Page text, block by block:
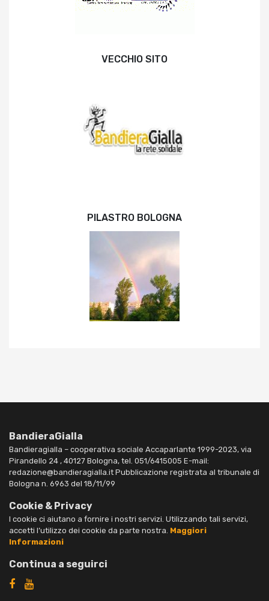
VECCHIO SITO
PILASTRO BOLOGNA
BandieraGialla
Bandieragialla – cooperativa sociale Accaparlante 1999-2023, via
Pirandello 24 , 40127 Bologna, tel. 051/6415005 E-mail:
redazione@bandieragialla.it Pubblicazione registrata al tribunale di
Bologna n. 6963 del 18/11/99
Cookie & Privacy
I cookie ci aiutano a fornire i nostri servizi. Utilizzando tali servizi,
accetti l’utilizzo dei cookie da parte nostra. Maggiori
Informazioni
Continua a seguirci